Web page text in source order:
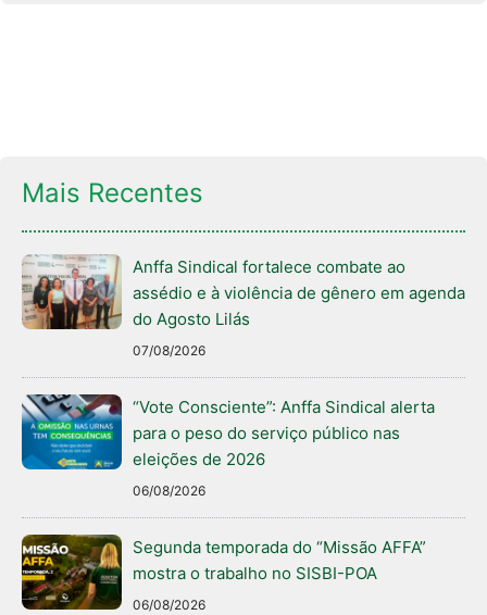
Mais Recentes
Anffa Sindical fortalece combate ao
assédio e à violência de gênero em agenda
do Agosto Lilás
07/08/2026
“Vote Consciente”: Anffa Sindical alerta
para o peso do serviço público nas
eleições de 2026
06/08/2026
Segunda temporada do “Missão AFFA”
mostra o trabalho no SISBI-POA
06/08/2026